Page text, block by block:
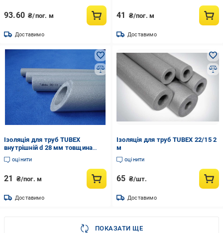
93.60 ₴/пог. м
Доставимо
41 ₴/пог. м
Доставимо
Ізоляція для труб TUBEX
внутрішній d 28 мм товщина
стінки 6 мм (837186431)
оцінити
21 ₴/пог. м
Доставимо
Ізоляція для труб TUBEX 22/15 2
м
оцінити
65 ₴/шт.
Доставимо
ПОКАЗАТИ ЩЕ